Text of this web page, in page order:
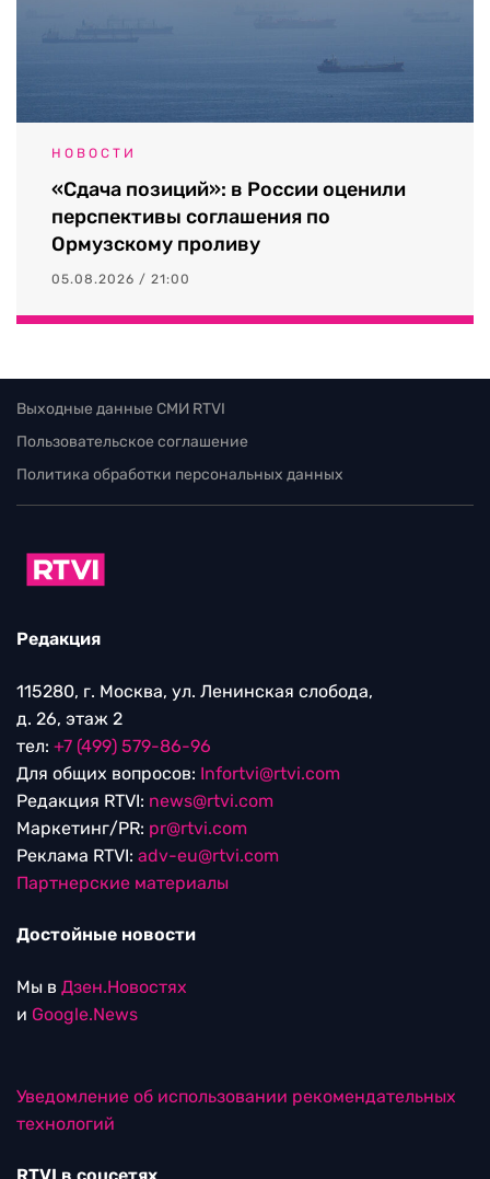
НОВОСТИ
«Сдача позиций»: в России оценили
перспективы соглашения по
Ормузскому проливу
05.08.2026 / 21:00
Выходные данные СМИ RTVI
Пользовательское соглашение
Политика обработки персональных данных
Редакция
115280, г. Москва, ул. Ленинская слобода,
д. 26, этаж 2
тел: +7 (499) 579-86-96
Для общих вопросов: Infortvi@rtvi.com
Редакция RTVI: news@rtvi.com
Маркетинг/PR: pr@rtvi.com
Реклама RTVI: adv-eu@rtvi.com
Партнерские материалы
Достойные новости
Мы в Дзен.Новостях
и Google.News
Уведомление об использовании рекомендательных
технологий